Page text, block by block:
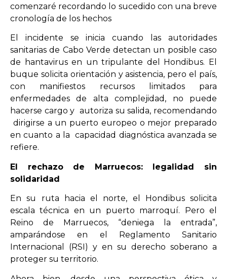
comenzaré recordando lo sucedido con una breve
cronología de los hechos
El incidente se inicia cuando las autoridades
sanitarias de Cabo Verde detectan un posible caso
de hantavirus en un tripulante del Hondibus. El
buque solicita orientación y asistencia, pero el país,
con manifiestos recursos limitados para
enfermedades de alta complejidad, no puede
hacerse cargo y autoriza su salida, recomendando
dirigirse a un puerto europeo o mejor preparado
en cuanto a la capacidad diagnóstica avanzada se
refiere.
El rechazo de Marruecos: legalidad sin
solidaridad
En su ruta hacia el norte, el Hondibus solicita
escala técnica en un puerto marroquí. Pero el
Reino de Marruecos, “deniega la entrada”,
amparándose en el Reglamento Sanitario
Internacional (RSI) y en su derecho soberano a
proteger su territorio.